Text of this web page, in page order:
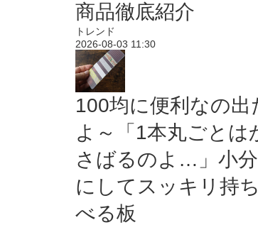
商品徹底紹介
トレンド
2026-08-03 11:30
100均に便利なの出
よ～「1本丸ごとは
さばるのよ…」小
にしてスッキリ持
べる板